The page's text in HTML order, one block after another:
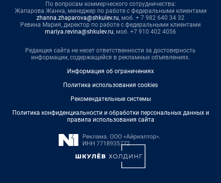
По вопросам коммерческого сотрудничества:
Жапарова Жанна, менеджер по работе с федеральными клиентами
zhanna.zhaparova@shkulev.ru, моб. + 7 982 640 34 32
Ревина Мария, директор по работе с федеральными клиентами
mariya.revina@shkulev.ru, моб. +7 910 402 4056
Редакция сайта не несет ответственности за достоверность
информации, содержащейся в рекламных объявлениях.
Информация об ограничениях
Политика использования cookies
Рекомендательные системы
Политика конфиденциальности и обработки персональных данных и
правила использования сайта